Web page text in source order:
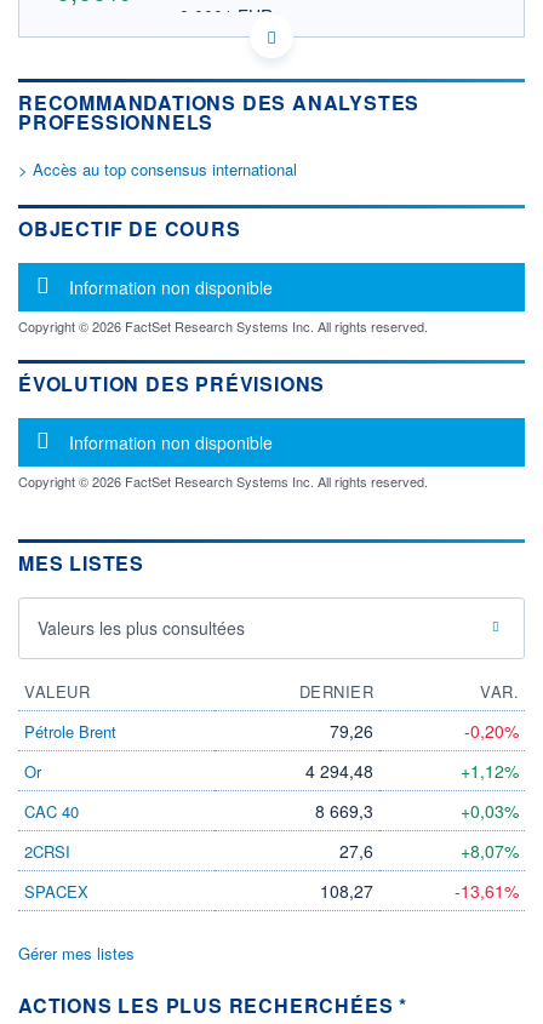
0,0001 EUR
DONNÉES TEMPS DIFFÉRÉ
Politique d'exécution
Cotation sur les autres places
OUVERTURE CLÔTURE VEILLE
0,0000
0
VALORISATION
LIMITE À LA
BAISSE
0,0000
LIMITE À LA
HAUSSE
0,0000
RENDEMENT
ESTIMÉ 2026
- -
30.12.25 / 21:22:31
Non éligible
Boursobank
RECOMMANDATIONS DES ANALYSTES
PROFESSIONNELS
> Accès au top consensus international
OBJECTIF DE COURS
Message d'information
Information non disponible
Copyright © 2026 FactSet Research Systems Inc. All rights reserved.
ÉVOLUTION DES PRÉVISIONS
Message d'information
Information non disponible
Copyright © 2026 FactSet Research Systems Inc. All rights reserved.
MES LISTES
Valeurs les plus consultées
VALEUR DERNIER
VAR.
Pétrole Brent
79,26 -0,20%
Or 4 294,48 +1,12%
CAC 40 8 669,3 +0,03%
2CRSI 27,6 +8,07%
SPACEX 108,27 -13,61%
Gérer mes listes
ACTIONS LES PLUS RECHERCHÉES *